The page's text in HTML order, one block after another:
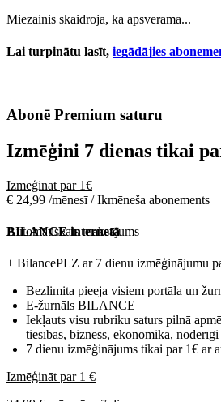
Miezainis skaidroja, ka apsverama...
Lai turpinātu lasīt, iegādājies
Abonē Premium saturu
Izmēģini 7 dienas tikai
Izmēģināt par 1€
€ 24,99 /mēnesī / Ikmēneša abonements
Automātiskais maksājums
BILANCE internetā
+ BilancePLZ ar 7 dienu izmēģinājumu
Bezlimita pieeja visiem portāla un
E-žurnāls BILANCE
Iekļauts visu rubriku saturs pilnā
tiesības, bizness, ekonomika,
7 dienu izmēģinājums tikai par 1€ ar
Izmēģināt par 1 €